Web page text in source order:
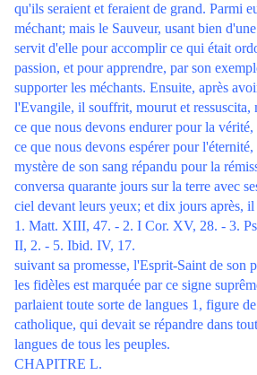
qu'ils seraient et feraient de grand. Parmi
méchant; mais le Sauveur, usant bien
servit d'elle pour accomplir ce qui était
passion, et pour apprendre, par son
supporter les méchants. Ensuite, après
l'Evangile, il souffrit, mourut et ressuscita,
ce que nous devons endurer pour la vérité,
ce que nous devons espérer pour
mystère de son sang répandu pour la
conversa quarante jours sur la terre avec
ciel devant leurs yeux; et dix jours après,
1. Matt. XIII, 47. - 2. I Cor. XV, 28. - 3.
II, 2. - 5. Ibid. IV, 17.
suivant sa promesse, l'Esprit-Saint de son
les fidèles est marquée par ce signe
parlaient toute sorte de langues 1, figure
catholique, qui devait se répandre dans
langues de tous les peuples.
CHAPITRE L.